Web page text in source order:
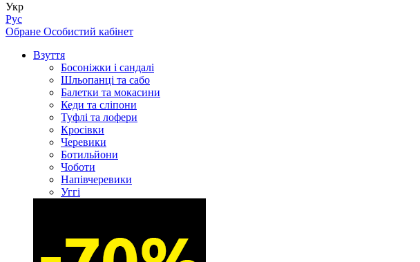
Укр
Рус
Обране Особистий кабінет
Взуття
Босоніжки і сандалі
Шльопанці та сабо
Балетки та мокасини
Кеди та сліпони
Туфлі та лофери
Кросівки
Черевики
Ботильйони
Чоботи
Напівчеревики
Уггі